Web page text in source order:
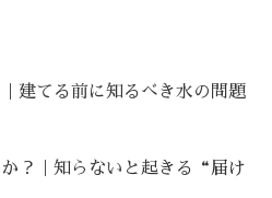
建てる前に知るべき水の問題
？｜知らないと起きる“届け